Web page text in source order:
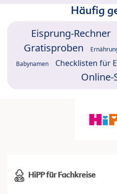
Häufig
Eisprung-Rechner
Gratisproben
Babynamen Checklisten für
Online-
HiPP für Fachkreise